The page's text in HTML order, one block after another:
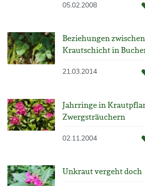
05.02.2008
Beziehungen
Krautschicht in
21.03.2014
Jahrringe in
Zwergsträuchern
02.11.2004
Unkraut vergeht doch